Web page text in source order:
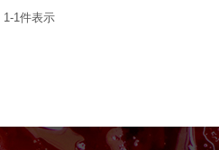
1 -1 件表示